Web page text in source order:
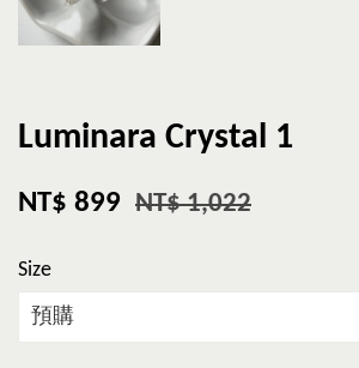
Luminara Crystal 1
NT$ 899 NT$ 1,022
Size